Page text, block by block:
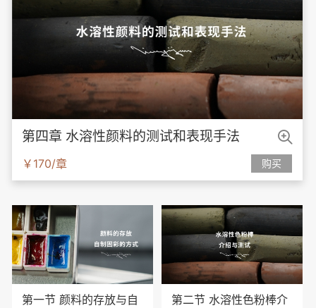
第四章 水溶性颜料的测试和表现手法
￥170/章 购买

第一节 颜料的存放与自
第二节 水溶性色粉棒介